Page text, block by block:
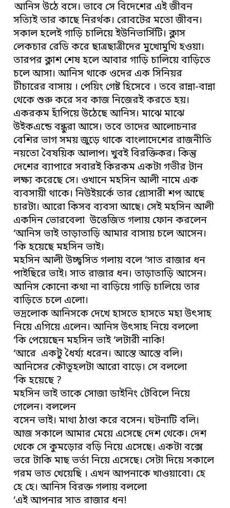
আনিস উঠে বসে। ভাবে সে বিদেশের এই জীবন
সত্যিই তার কাছে নিরর্থক। রোবটের মতো জীবন।
সকাল হলেই গাড়ি চালিয়ে ইউনিভার্সিটি। ক্লাস
লেকচার রেডি করে ছাত্রছাত্রীদের মুখোমুখি হওয়া।
তারপর ক্লাশ শেষ হলে আবার গাড়ি চালিয়ে বাড়িতে
চলে আসা। আনিস থাকে ওদের এক সিনিয়র
টীচারের বাসায় । পেয়িং গেষ্ট হিসেবে । তবে রান্না-বান্না
থেকে শুরু করে সব কাজ নিজেরই করতে হয়।
একরকম হাঁপিয়ে উঠেছে আনিস। মাঝে মাঝে
উইকএন্ডে বন্ধুরা আসে। তবে তাদের আলোচনার
বেশির ভাগ সময় জুড়ে থাকে বাংলাদেশের রাজনীতি
নয়তো বৈষয়িক আলাপ। খুবই বিরক্তিকর। কিন্তু
দেশের ব্যাপারে সবারই কিরকম একটা গভীর টান
লক্ষ্য করেছে সে। ওখানে মহসিন আলী নামে এক
ব্যবসায়ী থাকে। নিউইয়র্কে তার গ্রোসারী শপ আছে
চারটা। আরো কিসব ব্যবসা আছে। সেই মহসিন আলী
একদিন ভোরবেলা উত্তেজিত গলায় ফোন করলেন
‘আনিস ভাই তাড়াতাড়ি আমার বাসায় চলে আসেন।
‘কি হয়েছে মহসিন ভাই।
মহসিন আলী উচ্ছ্বসিত গলায় বলে ‘সাত রাজার ধন
পাইছিরে ভাই। সাত রাজার ধন। তাড়াতাড়ি আসেন।
আনিস কোনো কথা না বাড়িয়ে গাড়ি চালিয়ে তার
বাড়িতে চলে এলো।
ভদ্রলোক আনিসকে দেখে হাসতে হাসতে মহা উৎসাহ
নিয়ে এগিয়ে এলেন। আনিস উৎসাহ নিয়ে বললো
‘কি পেয়েছেন মহসিন ভাই ‘লটারী নাকি!
‘আরে একটু ধৈর্য্য ধরেন। আস্তে আস্তে বলি।
আনিসের কৌতূহলটা আরো বাড়ে। সে বললো
‘কি হয়েছে ?
মহসিন ভাই তাকে সোজা ডাইনিং টেবিলে নিয়ে
গেলেন। বললেন
বসেন ভাই। মাথা ঠাণ্ডা করে বসেন। ঘটনাটি বলি।
আজ সকালে আমার মেয়ে এসেছে দেশ থেকে। দেশ
থেকে সে কুমড়োর বড়ি নিয়ে এসেছে। একটা বক্সে
ভরে টাকি মাছ ভর্তা নিয়ে এসেছে। সেটা দিয়ে সকালে
গরম ভাত খেয়েছি । এখন আপনাকে খাওয়াবো। হে
হে হে। আনিস বিরক্ত গলায় বললো
‘এই আপনার সাত রাজার ধন!